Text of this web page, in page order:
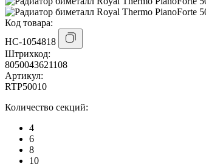
Код товара:
НС-1054818
Штрихкод:
8050043621108
Артикул:
RTP50010
Количество секций:
4
6
8
10